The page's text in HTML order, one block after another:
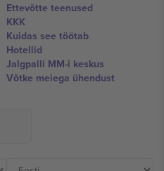
Ettevõtte teenused
KKK
Kuidas see töötab
Hotellid
Jalgpalli MM-i keskus
Võtke meiega ühendust